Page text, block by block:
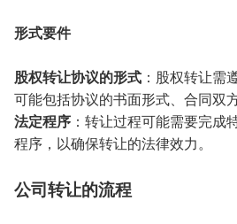
形式要件
股权转让协议的形式 ：股权转让需
可能包括协议的书面形式、合同双
法定程序 ：转让过程可能需要完成
程序，以确保转让的法律效力。
公司转让的流程